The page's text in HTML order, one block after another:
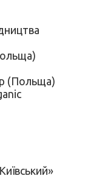
(Польща)